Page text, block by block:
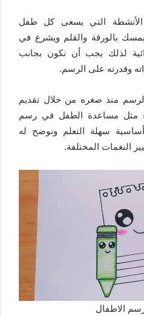
التي يسعى كل طفل
بالورقة والقلم ويشرع في
لذلك يجب أن نكون بجانب
وقدرته على الرسم.
منذ صغره من خلال تقديم
مثل مساعدة الطفل في رسم
سهلة التعلم ونوضح له
النغمات المختلفة.
الاطفال